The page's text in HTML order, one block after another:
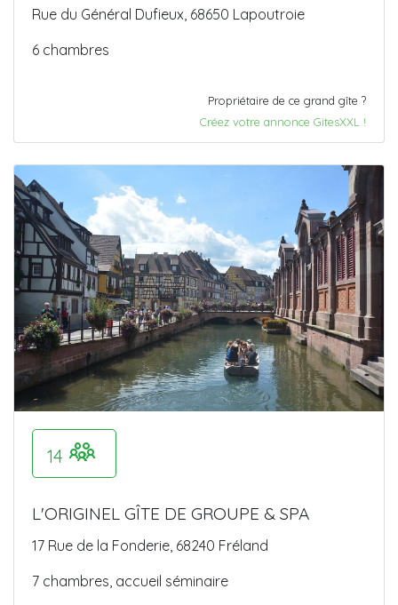
Rue du Général Dufieux, 68650 Lapoutroie
6 chambres
Propriétaire de ce grand gîte ?
Créez votre annonce GitesXXL !
14
L'ORIGINEL GÎTE DE GROUPE & SPA
17 Rue de la Fonderie, 68240 Fréland
7 chambres, accueil séminaire